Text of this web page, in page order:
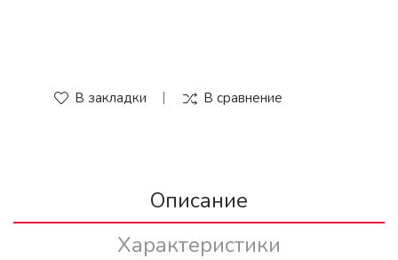
В закладки В сравнение
Описание
Характеристики